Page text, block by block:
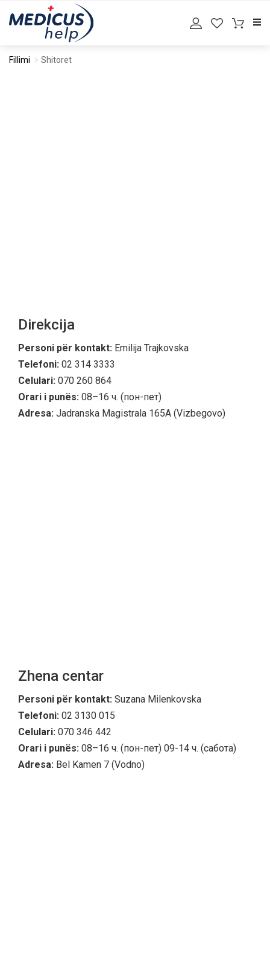
Fillimi Shitoret
Direkcija
Personi për kontakt: Emilija Trajkovska
Telefoni: 02 314 3333
Celulari: 070 260 864
Orari i punës: 08–16 ч. (пон-пет)
Adresa: Jadranska Magistrala 165A (Vizbegovo)
Zhena centar
Personi për kontakt: Suzana Milenkovska
Telefoni: 02 3130 015
Celulari: 070 346 442
Orari i punës: 08–16 ч. (пон-пет) 09-14 ч. (сабота)
Adresa: Bel Kamen 7 (Vodno)